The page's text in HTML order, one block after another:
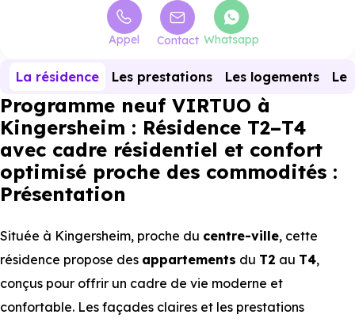
Appel Contact Whatsapp
La résidence Les prestations Les logements Le
Programme neuf VIRTUO à
Kingersheim : Résidence T2–T4
avec cadre résidentiel et confort
optimisé proche des commodités :
Présentation
Située à Kingersheim, proche du centre-ville, cette
résidence propose des appartements du T2 au T4,
conçus pour offrir un cadre de vie moderne et
confortable. Les façades claires et les prestations